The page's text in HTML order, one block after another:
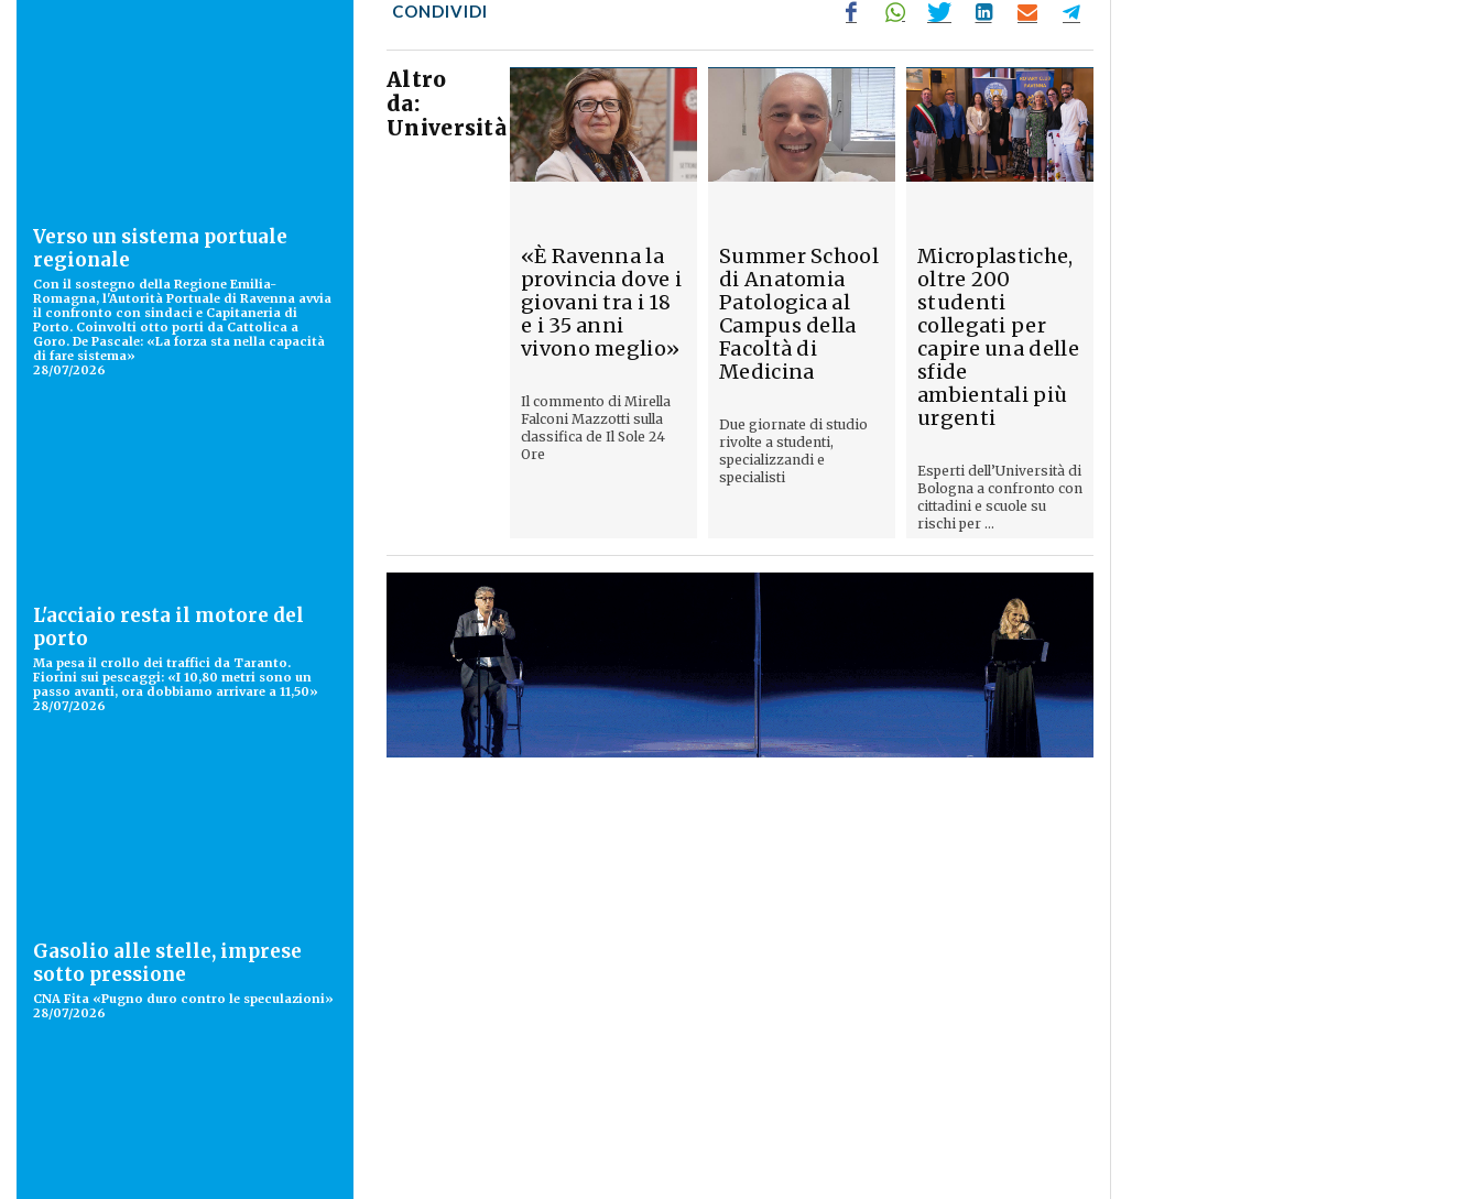
Verso un sistema portuale
regionale
Con il sostegno della Regione Emilia-
Romagna, l'Autorità Portuale di Ravenna avvia
il confronto con sindaci e Capitaneria di
Porto. Coinvolti otto porti da Cattolica a
Goro. De Pascale: «La forza sta nella capacità
di fare sistema»
28/07/2026
L'acciaio resta il motore del
porto
Ma pesa il crollo dei traffici da Taranto.
Fiorini sui pescaggi: «I 10,80 metri sono un
passo avanti, ora dobbiamo arrivare a 11,50»
28/07/2026
Gasolio alle stelle, imprese
sotto pressione
CNA Fita «Pugno duro contro le speculazioni»
28/07/2026
CONDIVIDI
Altro
da:
Università
«È Ravenna la
provincia dove i
giovani tra i 18
e i 35 anni
vivono meglio»
Il commento di Mirella
Falconi Mazzotti sulla
classifica de Il Sole 24
Ore
Summer School
di Anatomia
Patologica al
Campus della
Facoltà di
Medicina
Due giornate di studio
rivolte a studenti,
specializzandi e
specialisti
Microplastiche,
oltre 200
studenti
collegati per
capire una delle
sfide
ambientali più
urgenti
Esperti dell’Università di
Bologna a confronto con
cittadini e scuole su
rischi per ...